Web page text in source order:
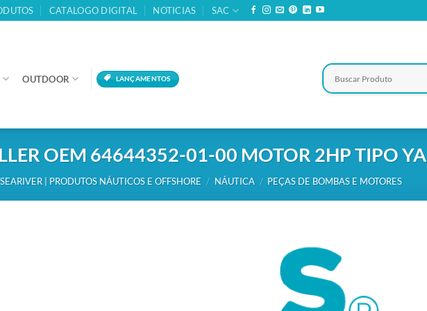
CATALOGO DIGITAL NOTICIAS SAC
OUTDOOR LANÇAMENTOS
OEM 64644352-01-00 MOTOR 2HP TIPO YA
| PRODUTOS NÁUTICOS E OFFSHORE / NÁUTICA / PEÇAS DE BOMBAS E MOTORES